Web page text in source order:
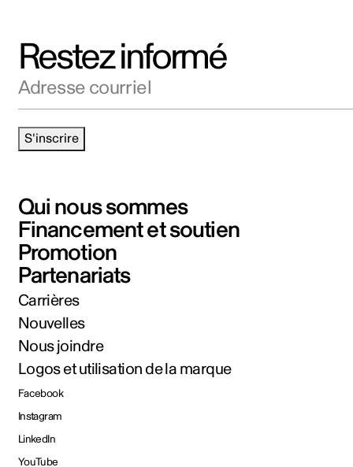
Restez informé
S'inscrire
Qui nous sommes
Financement et soutien
Promotion
Partenariats
Carrières
Nouvelles
Nous joindre
Logos et utilisation de la marque
Facebook
Instagram
LinkedIn
YouTube